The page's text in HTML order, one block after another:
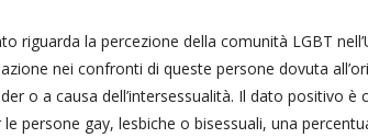
riguarda la percezione della comunità LGBT
nei confronti di queste persone dovuta
o a causa dell’intersessualità. Il dato positivo
persone gay, lesbiche o bisessuali, una